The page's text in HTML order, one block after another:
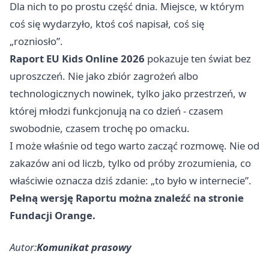
Dla nich to po prostu część dnia. Miejsce, w którym
coś się wydarzyło, ktoś coś napisał, coś się
„rozniosło”.
Raport EU Kids Online 2026 pokazuje ten świat bez
uproszczeń. Nie jako zbiór zagrożeń albo
technologicznych nowinek, tylko jako przestrzeń, w
której młodzi funkcjonują na co dzień - czasem
swobodnie, czasem trochę po omacku.
I może właśnie od tego warto zacząć rozmowę. Nie od
zakazów ani od liczb, tylko od próby zrozumienia, co
właściwie oznacza dziś zdanie: „to było w internecie”.
Pełną wersję Raportu można znaleźć na stronie
Fundacji Orange.
Autor:Komunikat prasowy